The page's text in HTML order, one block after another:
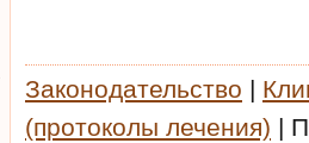
Законодательство |
(протоколы лечения) |